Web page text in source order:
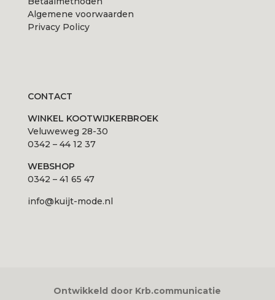
Algemene voorwaarden
Privacy Policy
CONTACT
WINKEL KOOTWIJKERBROEK
Veluweweg 28-30
0342 – 44 12 37
WEBSHOP
0342 – 41 65 47
info@kuijt-mode.nl
Ontwikkeld door Krb.communicatie